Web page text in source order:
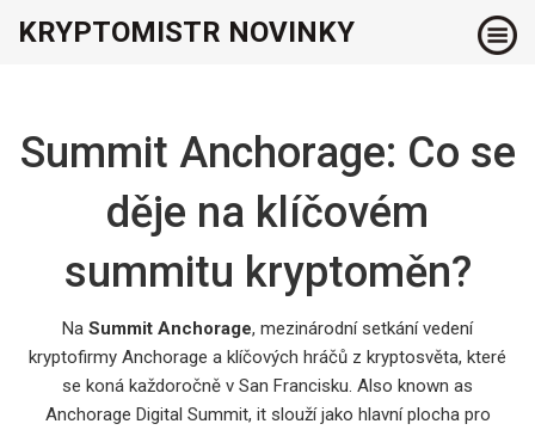
KRYPTOMISTR NOVINKY
Summit Anchorage: Co se
děje na klíčovém
summitu kryptoměn?
Na Summit Anchorage, mezinárodní setkání vedení
kryptofirmy Anchorage a klíčových hráčů z kryptosvěta, které
se koná každoročně v San Francisku. Also known as
Anchorage Digital Summit, it slouží jako hlavní plocha pro